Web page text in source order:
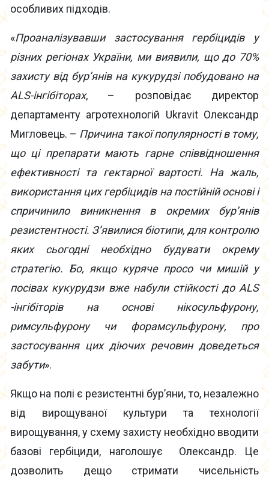
особливих підходів.
«Проаналізувавши застосування гербіцидів у
різних регіонах України, ми виявили, що до 70%
захисту від бур’янів на кукурудзі побудовано на
ALS-інгібіторах, – розповідає директор
департаменту агротехнологій Ukravit Олександр
Мигловець. – Причина такої популярності в тому,
що ці препарати мають гарне співвідношення
ефективності та гектарної вартості. На жаль,
використання цих гербіцидів на постійній основі і
спричинило виникнення в окремих бур’янів
резистентності. З’явилися біотипи, для контролю
яких сьогодні необхідно будувати окрему
стратегію. Бо, якщо куряче просо чи мишій у
посівах кукурудзи вже набули стійкості до ALS
-інгібіторів на основі нікосульфурону,
римсульфурону чи форамсульфурону, про
застосування цих діючих речовин доведеться
забути».
Якщо на полі є резистентні бур’яни, то, незалежно
від вирощуваної культури та технології
вирощування, у схему захисту необхідно вводити
базові гербіциди, наголошує Олександр. Це
дозволить дещо стримати чисельність